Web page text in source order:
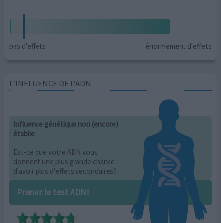
pas d'effets énormement d'effets
L’INFLUENCE DE L'ADN
Influence génétique non (encore)
établie
Est-ce que votre ADN vous
donnent une plus grande chance
d'avoir plus d'effets secondaires?
Prenez le test ADN!